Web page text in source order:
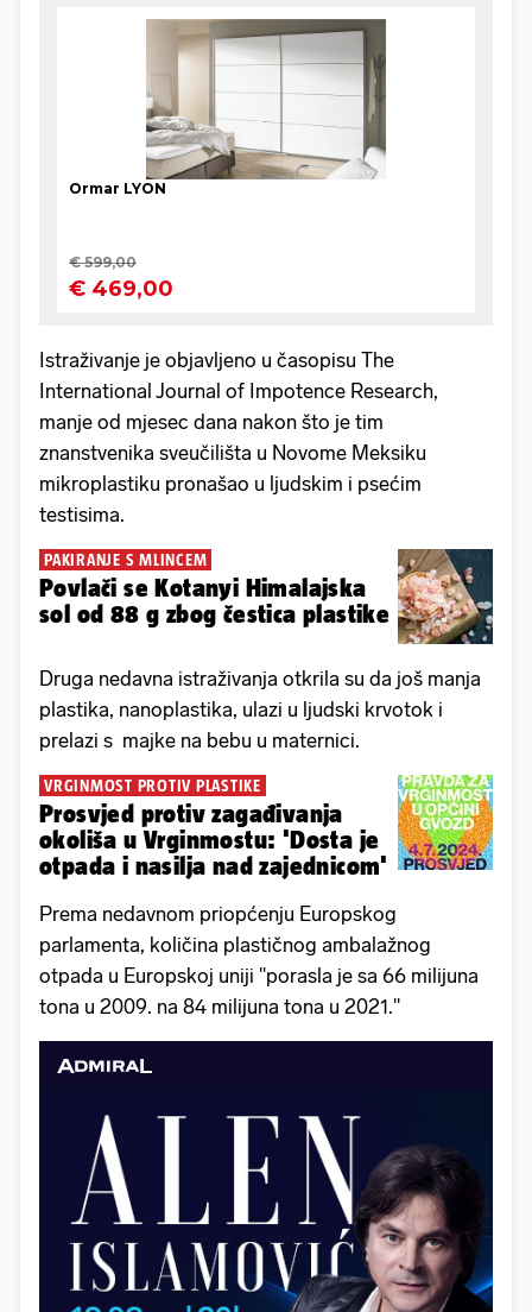
Istraživanje je objavljeno u časopisu The
International Journal of Impotence Research,
manje od mjesec dana nakon što je tim
znanstvenika sveučilišta u Novome Meksiku
mikroplastiku pronašao u ljudskim i psećim
testisima.
PAKIRANJE S MLINCEM
Povlači se Kotanyi Himalajska
sol od 88 g zbog čestica plastike
Druga nedavna istraživanja otkrila su da još manja
plastika, nanoplastika, ulazi u ljudski krvotok i
prelazi s majke na bebu u maternici.
VRGINMOST PROTIV PLASTIKE
Prosvjed protiv zagađivanja
okoliša u Vrginmostu: 'Dosta je
otpada i nasilja nad zajednicom'
Prema nedavnom priopćenju Europskog
parlamenta, količina plastičnog ambalažnog
otpada u Europskoj uniji "porasla je sa 66 milijuna
tona u 2009. na 84 milijuna tona u 2021."